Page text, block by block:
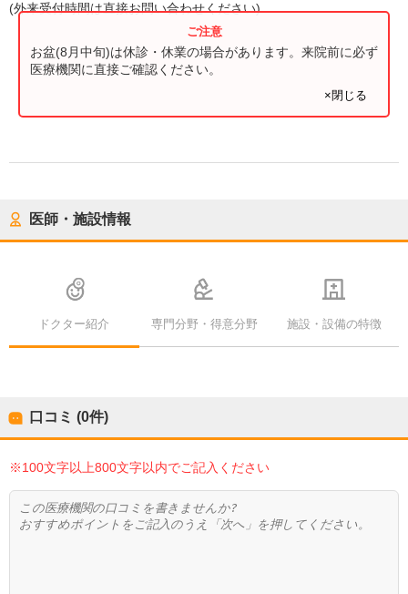
(外来受付時間は直接お問い合わせください)
お盆(8月中旬)は休診・休業の場合があります。来院前に必ず
医療機関に直接ご確認ください。
×閉じる
医師・施設情報
ドクター紹介 専門分野・得意分野 施設・設備の特徴
口コミ (0件)
※100文字以上800文字以内でご記入ください